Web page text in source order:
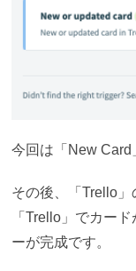
今回は「New Card
その後、「Trello」
「Trello」でカー
ーが完成です。